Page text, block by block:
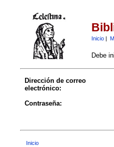
Inicio|
Debe
Dirección de correo
electrónico:
Contraseña:
Inicio